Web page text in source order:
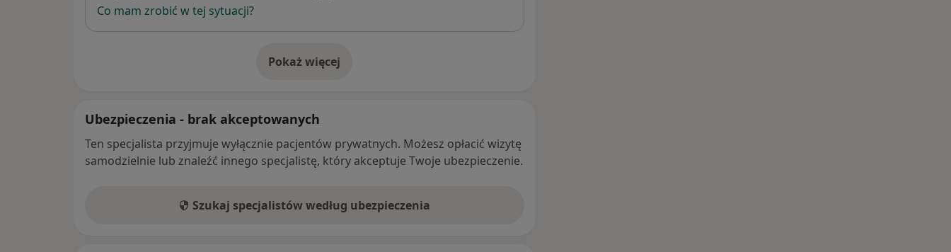
Co mam zrobić w tej sytuacji?
Pokaż więcej
o adresie
Ubezpieczenia - brak akceptowanych
Ten specjalista przyjmuje wyłącznie pacjentów prywatnych. Możesz opłacić wizytę
samodzielnie lub znaleźć innego specjalistę, który akceptuje Twoje ubezpieczenie.
Szukaj specjalistów według ubezpieczenia